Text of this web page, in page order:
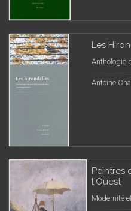
Les
Anthologie
Antoine
Peintres
l'Ouest
Modernité